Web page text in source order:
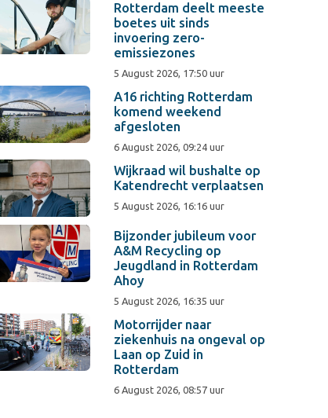
Rotterdam deelt meeste
boetes uit sinds
invoering zero-
emissiezones
5 August 2026, 17:50 uur
A16 richting Rotterdam
komend weekend
afgesloten
6 August 2026, 09:24 uur
Wijkraad wil bushalte op
Katendrecht verplaatsen
5 August 2026, 16:16 uur
Bijzonder jubileum voor
A&M Recycling op
Jeugdland in Rotterdam
Ahoy
5 August 2026, 16:35 uur
Motorrijder naar
ziekenhuis na ongeval op
Laan op Zuid in
Rotterdam
6 August 2026, 08:57 uur